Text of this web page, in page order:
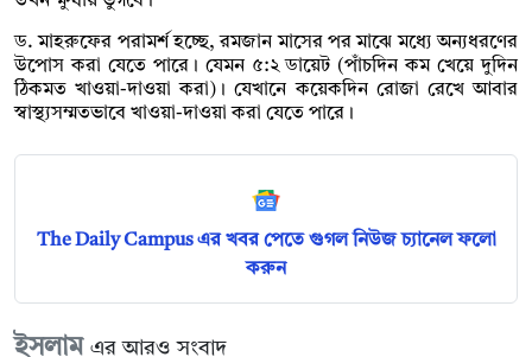
ড. মাহরুফের পরামর্শ হচ্ছে, রমজান মাসের পর মাঝে মধ্যে অন্যধরণের
উপোস করা যেতে পারে। যেমন ৫:২ ডায়েট (পাঁচদিন কম খেয়ে দুদিন
ঠিকমত খাওয়া-দাওয়া করা)। যেখানে কয়েকদিন রোজা রেখে আবার
স্বাস্থ্যসম্মতভাবে খাওয়া-দাওয়া করা যেতে পারে।
The Daily Campus এর খবর পেতে গুগল নিউজ চ্যানেল ফলো
করুন
ইসলাম এর আরও সংবাদ